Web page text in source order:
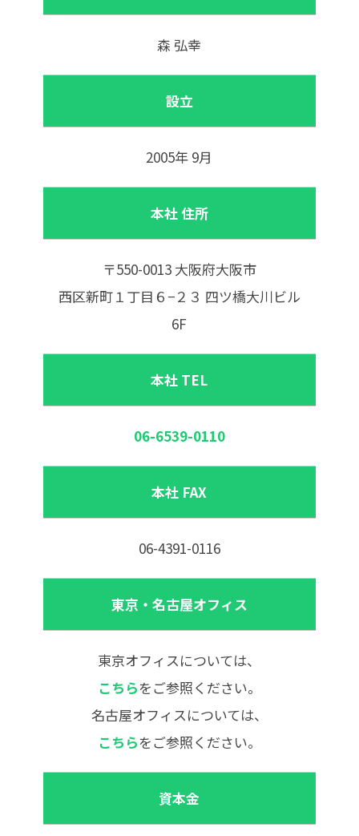
森 弘幸
設立
2005年 9月
本社 住所
〒550-0013 大阪府大阪市
西区新町１丁目６−２３ 四ツ橋大川ビル
6F
本社 TEL
06-6539-0110
本社 FAX
06-4391-0116
東京・名古屋オフィス
東京オフィスについては、
こちらをご参照ください。
名古屋オフィスについては、
こちらをご参照ください。
資本金